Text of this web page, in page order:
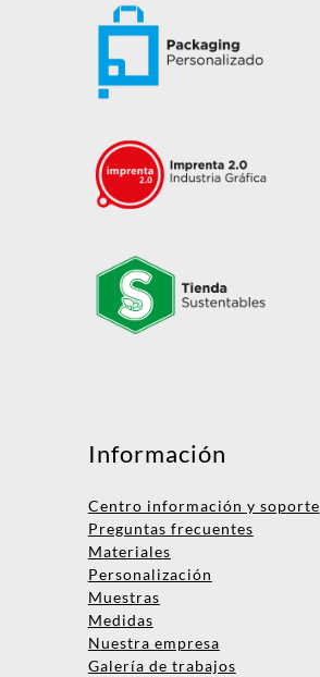
Información
Centro información y soporte
Preguntas frecuentes
Materiales
Personalización
Muestras
Medidas
Nuestra empresa
Galería de trabajos
Nombre